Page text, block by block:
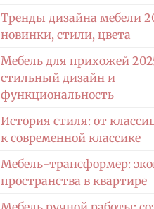
Тренды дизайна мебели
новинки, стили, цвета
Мебель для прихожей
стильный дизайн и
функциональность
История стиля: от
к современной классике
Мебель-трансформер:
пространства в квартире